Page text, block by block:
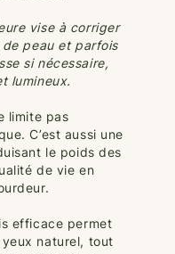
vise à corriger
peau et parfois
si nécessaire,
lumineux.
limite pas
C’est aussi une
le poids des
de vie en
efficace permet
naturel, tout